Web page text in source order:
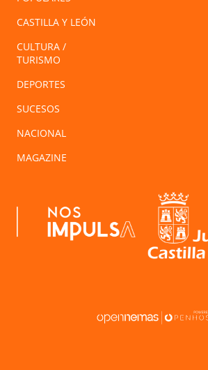
CASTILLA Y LEÓN
CULTURA /
TURISMO
DEPORTES
SUCESOS
NACIONAL
MAGAZINE